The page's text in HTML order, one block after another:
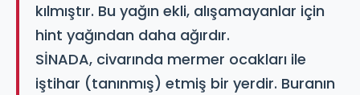
kılmıştır. Bu yağın ekli, alışamayanlar için
hint yağından daha ağırdır.
SİNADA, civarında mermer ocakları ile
iştihar (tanınmış) etmiş bir yerdir. Buranın